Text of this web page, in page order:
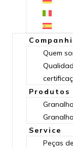
Quem
Produtos
Service
Peças